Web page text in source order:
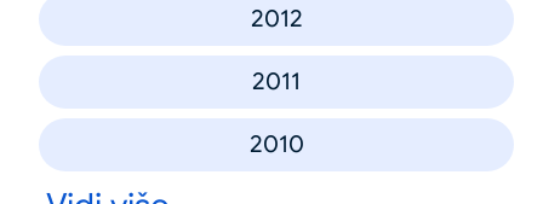
2012
2011
2010